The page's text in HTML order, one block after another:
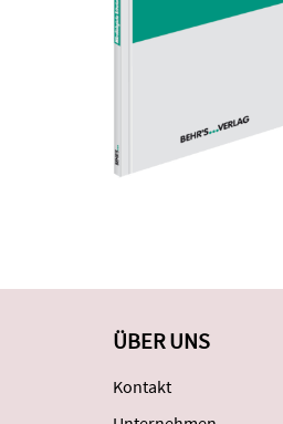
ÜBER UNS
Kontakt